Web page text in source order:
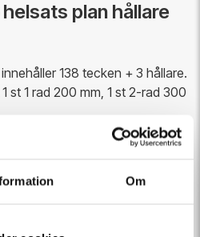
Om
plan hållare
138 tecken + 3 hållare.
st 1 rad 200 mm, 1 st 2-rad 300